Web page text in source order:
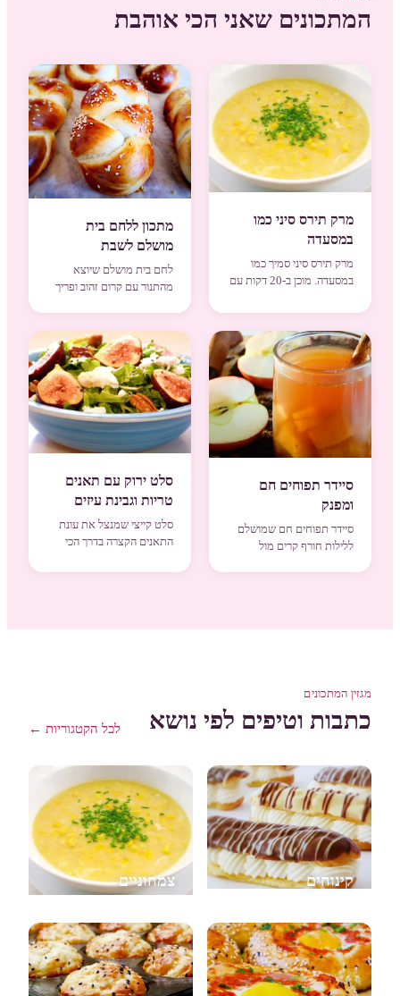
המתכונים שאני הכי אוהבת
מרק תירס סיני כמו
במסעדה
מרק תירס סיני סמיך כמו
במסעדה. מוכן ב-20 דקות עם
המושלם...
מתכון ללחם בית
מושלם לשבת
לחם בית מושלם שיוצא
מהתנור עם קרום זהוב ופריך
סיידר תפוחים חם
ומפנק
סיידר תפוחים חם שמושלם
ללילות חורף קרים מול
סלט ירוק עם תאנים
טריות וגבינת עיזים
סלט קייצי שמנצל את עונת
התאנים הקצרה בדרך הכי
תאנים ב...
מגזין המתכונים
כתבות וטיפים לפי נושא לכל הקטגוריות ←
קינוחים צמחוניים